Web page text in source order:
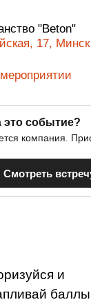
"Beton"
17, Минск
и
баллы